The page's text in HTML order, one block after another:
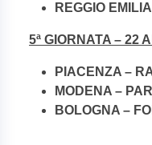
REGGIO
5ª GIORNATA – 22
PIACENZA –
MODENA –
BOLOGNA –